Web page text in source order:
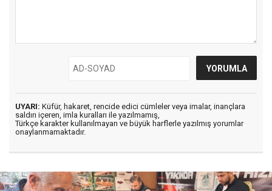
UYARI: Küfür, hakaret, rencide edici cümleler veya imalar, inançlara
saldırı içeren, imla kuralları ile yazılmamış,
Türkçe karakter kullanılmayan ve büyük harflerle yazılmış yorumlar
onaylanmamaktadır.